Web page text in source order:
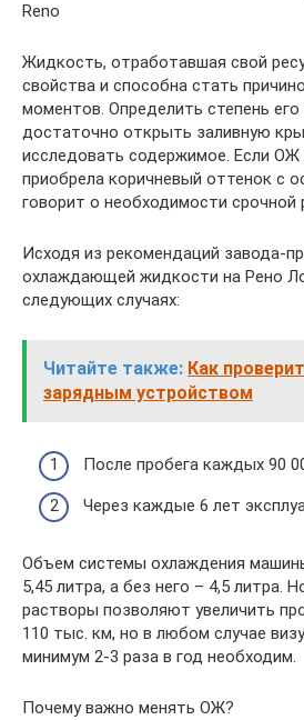
Reno
Жидкость, отработавшая свой
свойства и способна стать
моментов. Определить степень
достаточно открыть заливную
исследовать содержимое. Если ОЖ
приобрела коричневый оттенок с
говорит о необходимости срочной
Исходя из рекомендаций завода-
охлаждающей жидкости на Рено
следующих случаях:
Читайте также: Как
зарядным устройством
После пробега каждых 90
Через каждые 6 лет
Объем системы охлаждения
5,45 литра, а без него – 4,5 литра.
растворы позволяют увеличить
110 тыс. км, но в любом случае
минимум 2-3 раза в год необходим.
Почему важно менять ОЖ?